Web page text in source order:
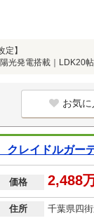
定】
光発電搭載｜LDK20
お気
レイドルガー
価格 2,488
住所 千葉県四